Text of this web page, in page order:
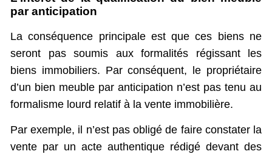
par anticipation
La conséquence principale est que ces biens ne
seront pas soumis aux formalités régissant les
biens immobiliers. Par conséquent, le propriétaire
d’un bien meuble par anticipation n’est pas tenu au
formalisme lourd relatif à la vente immobilière.
Par exemple, il n’est pas obligé de faire constater la
vente par un acte authentique rédigé devant des